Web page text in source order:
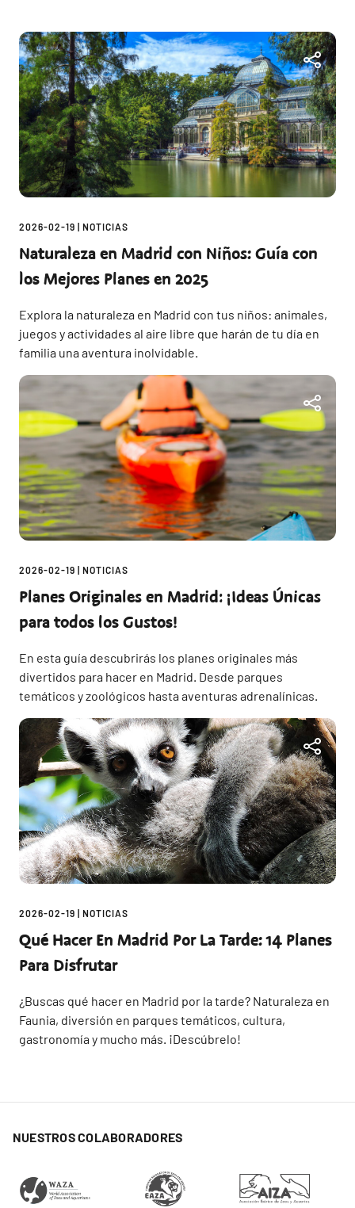
2026-02-19 | NOTICIAS
Naturaleza en Madrid con Niños: Guía con
los Mejores Planes en 2025
Explora la naturaleza en Madrid con tus niños: animales,
juegos y actividades al aire libre que harán de tu día en
familia una aventura inolvidable.
2026-02-19 | NOTICIAS
Planes Originales en Madrid: ¡Ideas Únicas
para todos los Gustos!
En esta guía descubrirás los planes originales más
divertidos para hacer en Madrid. Desde parques
temáticos y zoológicos hasta aventuras adrenalínicas.
2026-02-19 | NOTICIAS
Qué Hacer En Madrid Por La Tarde: 14 Planes
Para Disfrutar
¿Buscas qué hacer en Madrid por la tarde? Naturaleza en
Faunia, diversión en parques temáticos, cultura,
gastronomía y mucho más. ¡Descúbrelo!
NUESTROS COLABORADORES